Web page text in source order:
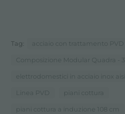
Tag: acciaio con trattamento PVD
Composizione Modular Quadra -
elettrodomestici in acciaio inox
Linea PVD piani cottura
piani cottura a induzione 108 cm